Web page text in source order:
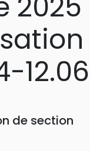
de section